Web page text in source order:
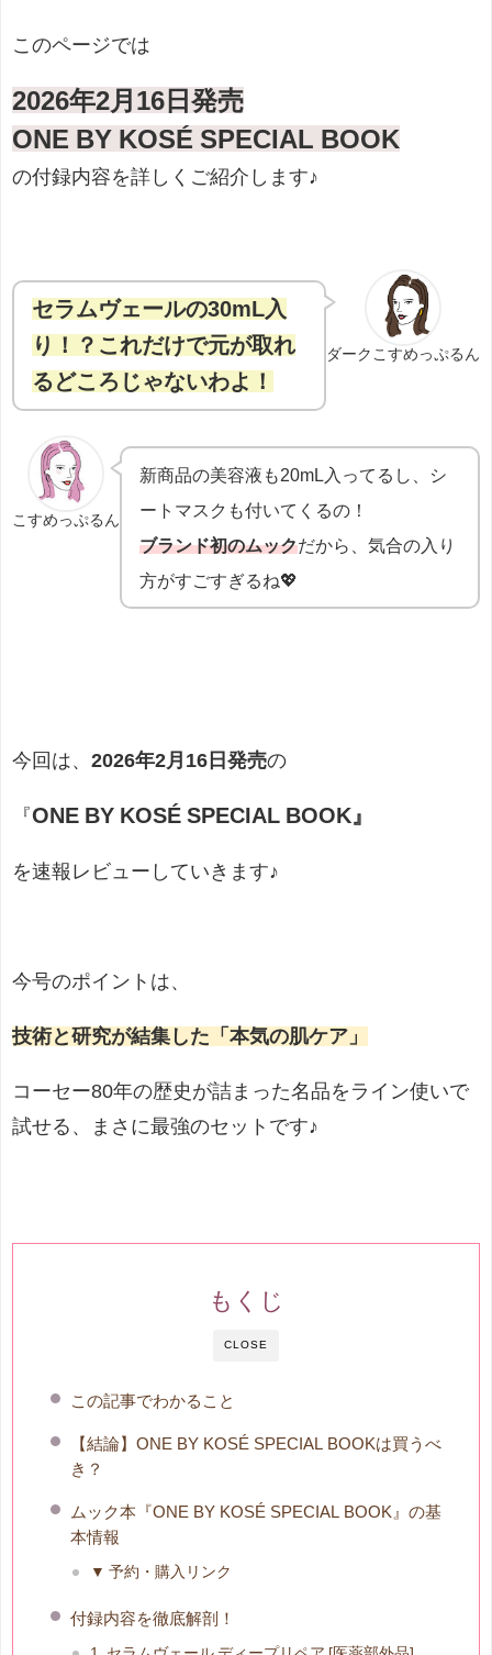
このページでは
2026年2月16日発売
ONE BY KOSÉ SPECIAL BOOK
の付録内容を詳しくご紹介します♪
ダークこすめっぷるん
セラムヴェールの30mL入
り！？これだけで元が取れ
るどころじゃないわよ！
こすめっぷるん
新商品の美容液も20mL入ってるし、シ
ートマスクも付いてくるの！
ブランド初のムックだから、気合の入り
方がすごすぎるね💖
今回は、 2026年2月16日発売の
『ONE BY KOSÉ SPECIAL BOOK』
を速報レビューしていきます♪
今号のポイントは、
技術と研究が結集した「本気の肌ケア」
コーセー80年の歴史が詰まった名品をライン使いで
試せる、まさに最強のセットです♪
CLOSE
もくじ
この記事でわかること
【結論】ONE BY KOSÉ SPECIAL BOOKは買うべ
き？
ムック本『ONE BY KOSÉ SPECIAL BOOK』の基
本情報
▼ 予約・購入リンク
付録内容を徹底解剖！